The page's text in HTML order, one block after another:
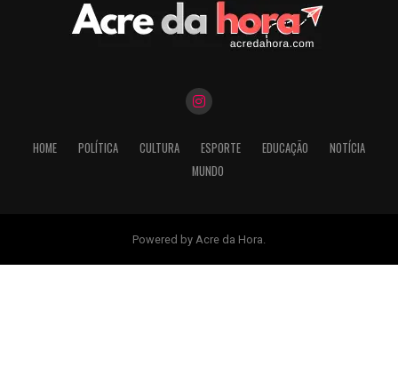
HOME POLÍTICA CULTURA ESPORTE EDUCAÇÃO
NOTÍCIA
MUNDO
Powered by Acre da Hora.